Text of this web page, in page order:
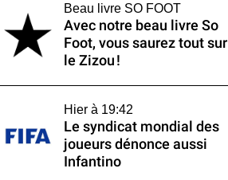
Beau livre SO FOOT
Avec notre beau livre So
Foot, vous saurez tout sur
le Zizou !
Hier à 19:42
Le syndicat mondial des
joueurs dénonce aussi
Infantino